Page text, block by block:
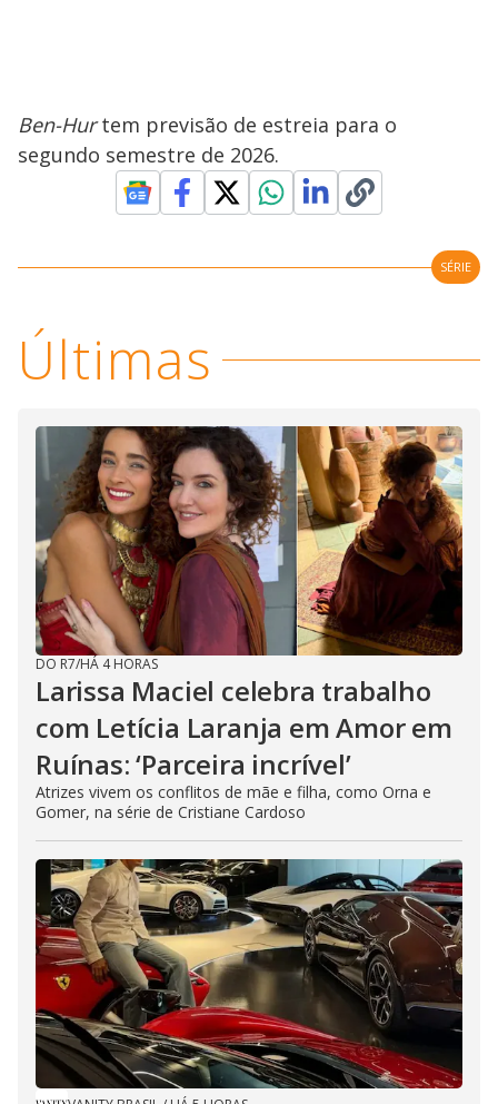
Ben-Hurtem previsão de estreia para o
segundo semestre de 2026.
SÉRIE
Últimas
DO R7/HÁ 4 HORAS
Larissa Maciel celebra trabalho
com Letícia Laranja em Amor em
Ruínas: ‘Parceira incrível’
Atrizes vivem os conflitos de mãe e filha, como Orna e
Gomer, na série de Cristiane Cardoso